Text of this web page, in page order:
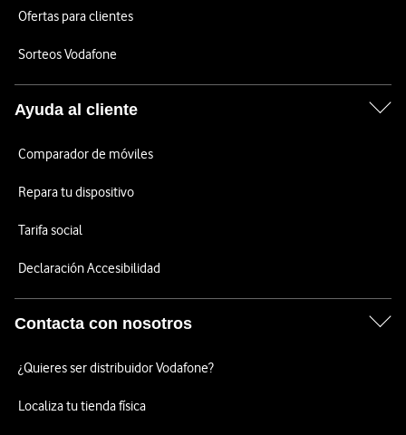
Ofertas para clientes
Sorteos Vodafone
Ayuda al cliente
Comparador de móviles
Repara tu dispositivo
Tarifa social
Declaración Accesibilidad
Contacta con nosotros
¿Quieres ser distribuidor Vodafone?
Localiza tu tienda física